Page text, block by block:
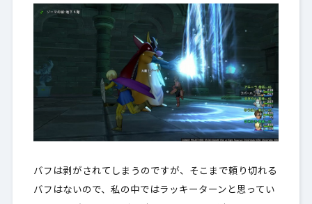
バフは剥がされてしまうのですが、そこまで頼り切れる
バフはないので、私の中ではラッキーターンと思ってい